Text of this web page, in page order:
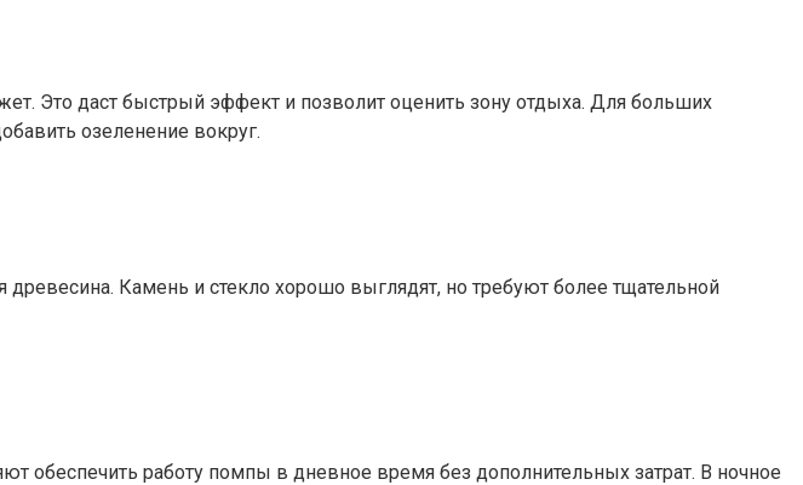
Это даст быстрый эффект и позволит оценить зону отдыха. Для больших
озеленение вокруг.
Камень и стекло хорошо выглядят, но требуют более тщательной
работу помпы в дневное время без дополнительных затрат. В ночное